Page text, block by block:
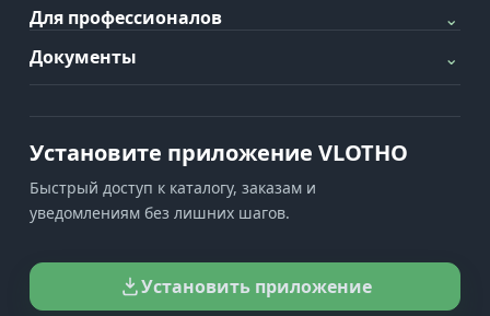
Для профессионалов
⌄
Документы
⌄
Установите приложение VLOTHO
Быстрый доступ к каталогу, заказам и
уведомлениям без лишних шагов.
Установить приложение